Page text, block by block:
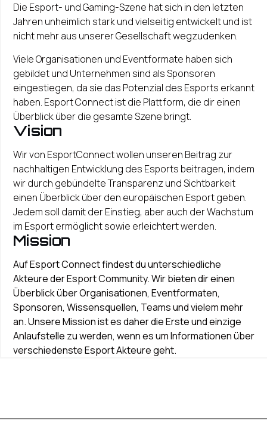
Die Esport- und Gaming-Szene hat sich in den letzten
Jahren unheimlich stark und vielseitig entwickelt und ist
nicht mehr aus unserer Gesellschaft wegzudenken.
Viele Organisationen und Eventformate haben sich
gebildet und Unternehmen sind als Sponsoren
eingestiegen, da sie das Potenzial des Esports erkannt
haben. Esport Connect ist die Plattform, die dir einen
Überblick über die gesamte Szene bringt.
Vision
Wir von EsportConnect wollen unseren Beitrag zur
nachhaltigen Entwicklung des Esports beitragen, indem
wir durch gebündelte Transparenz und Sichtbarkeit
einen Überblick über den europäischen Esport geben.
Jedem soll damit der Einstieg, aber auch der Wachstum
im Esport ermöglicht sowie erleichtert werden.
Mission
Auf Esport Connect findest du unterschiedliche
Akteure der Esport Community. Wir bieten dir einen
Überblick über Organisationen, Eventformaten,
Sponsoren, Wissensquellen, Teams und vielem mehr
an. Unsere Mission ist es daher die Erste und einzige
Anlaufstelle zu werden, wenn es um Informationen über
verschiedenste Esport Akteure geht.